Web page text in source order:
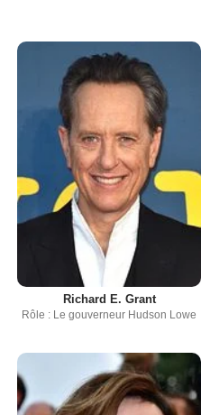
Richard E. Grant
Rôle : Le gouverneur Hudson Lowe